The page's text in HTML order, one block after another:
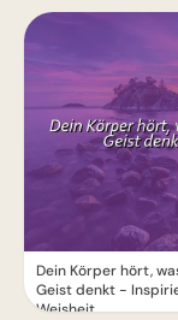
Dein Körper hört,
Geist denkt -
Weisheit